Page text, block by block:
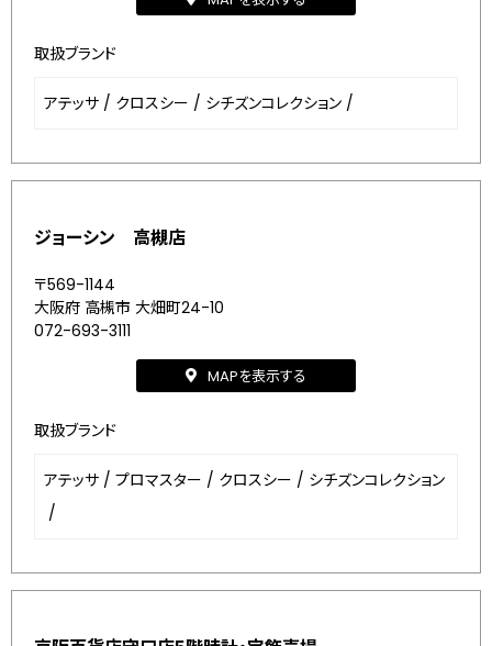
取扱ブランド
アテッサ / クロスシー / シチズンコレクション /
ジョーシン 高槻店
〒569-1144
大阪府 高槻市 大畑町24-10
072-693-3111
MAPを表示する
取扱ブランド
アテッサ / プロマスター / クロスシー / シチズンコレクション
/